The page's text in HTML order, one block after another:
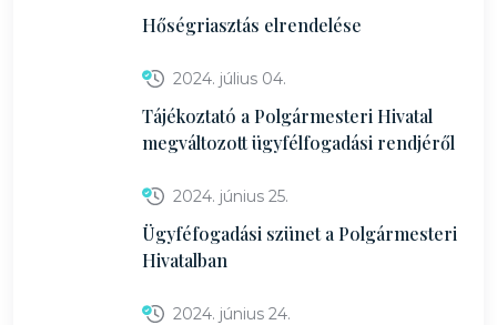
Hőségriasztás elrendelése
2024. július 04.
Tájékoztató a Polgármesteri Hivatal
megváltozott ügyfélfogadási rendjéről
2024. június 25.
Ügyféfogadási szünet a Polgármesteri
Hivatalban
2024. június 24.